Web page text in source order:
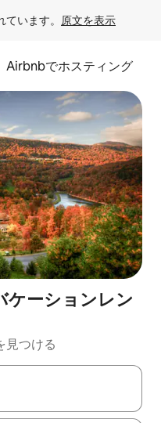
います。 原文を表示
Airbnbでホスティング
ケーションレン
見つける
矢印キーを使って移動するか